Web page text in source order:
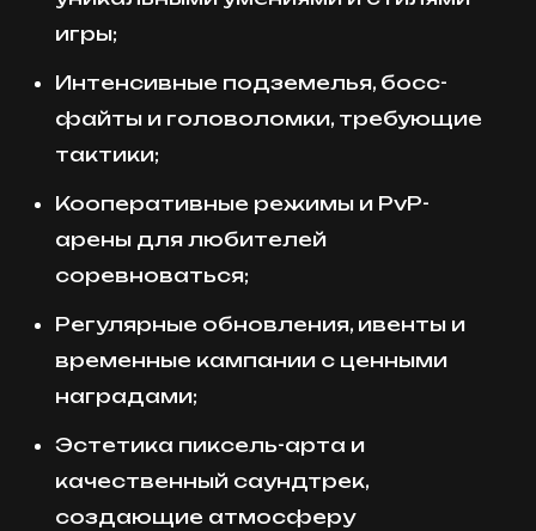
игры;
Интенсивные подземелья, босс-
файты и головоломки, требующие
тактики;
Кооперативные режимы и PvP-
арены для любителей
соревноваться;
Регулярные обновления, ивенты и
временные кампании с ценными
наградами;
Эстетика пиксель-арта и
качественный саундтрек,
создающие атмосферу